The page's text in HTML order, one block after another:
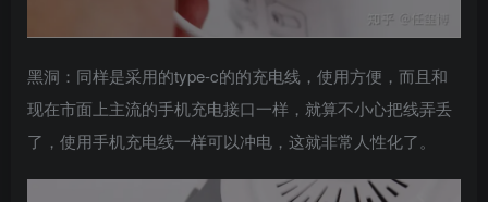
黑洞：同样是采用的type-c的的充电线，使用方便，而且和
现在市面上主流的手机充电接口一样，就算不小心把线弄丢
了，使用手机充电线一样可以冲电，这就非常人性化了。